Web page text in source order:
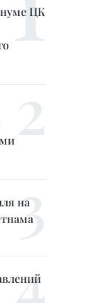
ЦК
на